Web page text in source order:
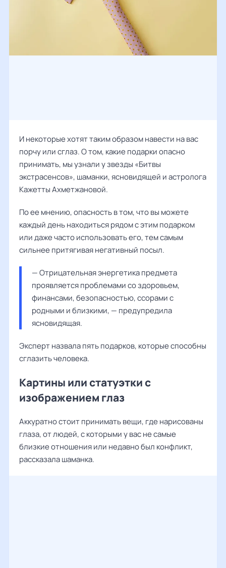
И некоторые хотят таким образом навести на вас
порчу или сглаз. О том, какие подарки опасно
принимать, мы узнали у звезды «Битвы
экстрасенсов», шаманки, ясновидящей и астролога
Кажетты Ахметжановой.
По ее мнению, опасность в том, что вы можете
каждый день находиться рядом с этим подарком
или даже часто использовать его, тем самым
сильнее притягивая негативный посыл.
— Отрицательная энергетика предмета
проявляется проблемами со здоровьем,
финансами, безопасностью, ссорами с
родными и близкими, — предупредила
ясновидящая.
Эксперт назвала пять подарков, которые способны
сглазить человека.
Картины или статуэтки с
изображением глаз
Аккуратно стоит принимать вещи, где нарисованы
глаза, от людей, с которыми у вас не самые
близкие отношения или недавно был конфликт,
рассказала шаманка.